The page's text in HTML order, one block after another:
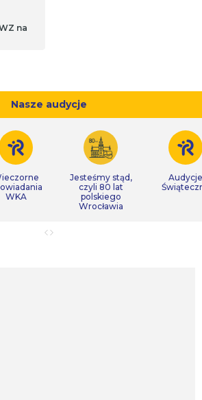
na
Nasze audycje
WKA
Jesteśmy stąd,
czyli 80 lat
polskiego
Wrocławia
Audycje